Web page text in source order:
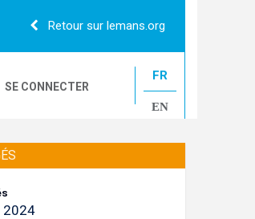
Retour sur lemans.org
LE MANS CLASSIC
SE CONNECTER
FR
EN
2024